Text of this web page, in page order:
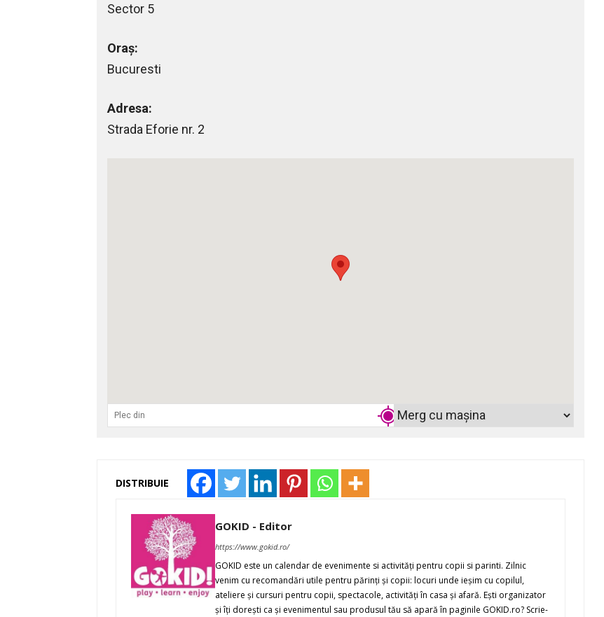
Sector 5
Oraș:
Bucuresti
Adresa:
Strada Eforie nr. 2
DISTRIBUIE
GOKID - Editor
https://www.gokid.ro/
GOKID este un calendar de evenimente si activităţi pentru copii si parinti. Zilnic
venim cu recomandări utile pentru părinţi şi copii: locuri unde ieşim cu copilul,
ateliere şi cursuri pentru copii, spectacole, activităţi în casa şi afară. Eşti organizator
şi îţi doreşti ca şi evenimentul sau produsul tău să apară în paginile GOKID.ro? Scrie-